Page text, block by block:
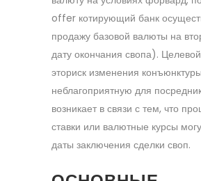
offer котирующий банк
продажу базовой валюты на
дату окончания свопа).
эториск изменения
неблагоприятную для
возникает в связи с тем, что
ставки или валютные курсы
даты заключения сделки своп.